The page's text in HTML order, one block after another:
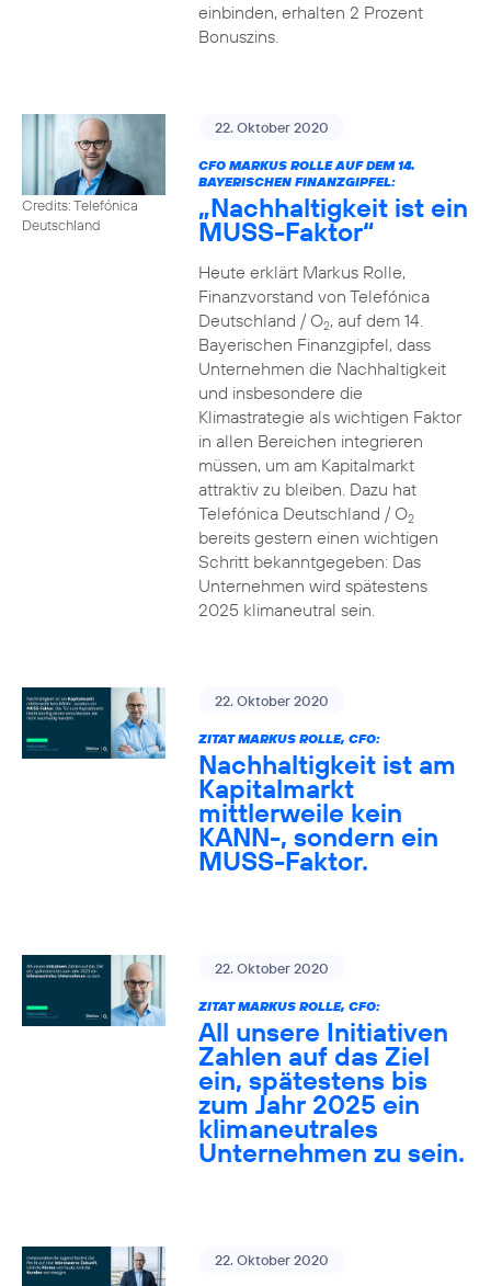
einbinden, erhalten 2 Prozent
Bonuszins.
Credits: Telefónica
Deutschland
22. Oktober 2020
CFO MARKUS ROLLE AUF DEM 14.
BAYERISCHEN FINANZGIPFEL:
„Nachhaltigkeit ist ein
MUSS-Faktor“
Heute erklärt Markus Rolle,
Finanzvorstand von Telefónica
Deutschland / O2, auf dem 14.
Bayerischen Finanzgipfel, dass
Unternehmen die Nachhaltigkeit
und insbesondere die
Klimastrategie als wichtigen Faktor
in allen Bereichen integrieren
müssen, um am Kapitalmarkt
attraktiv zu bleiben. Dazu hat
Telefónica Deutschland / O2
bereits gestern einen wichtigen
Schritt bekanntgegeben: Das
Unternehmen wird spätestens
2025 klimaneutral sein.
22. Oktober 2020
ZITAT MARKUS ROLLE, CFO:
Nachhaltigkeit ist am
Kapitalmarkt
mittlerweile kein
KANN-, sondern ein
MUSS-Faktor.
22. Oktober 2020
ZITAT MARKUS ROLLE, CFO:
All unsere Initiativen
Zahlen auf das Ziel
ein, spätestens bis
zum Jahr 2025 ein
klimaneutrales
Unternehmen zu sein.
22. Oktober 2020